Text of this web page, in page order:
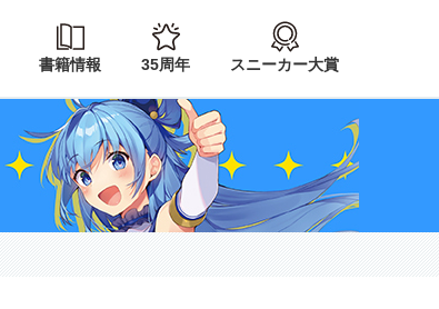
書籍情報 35周年 スニーカー大賞